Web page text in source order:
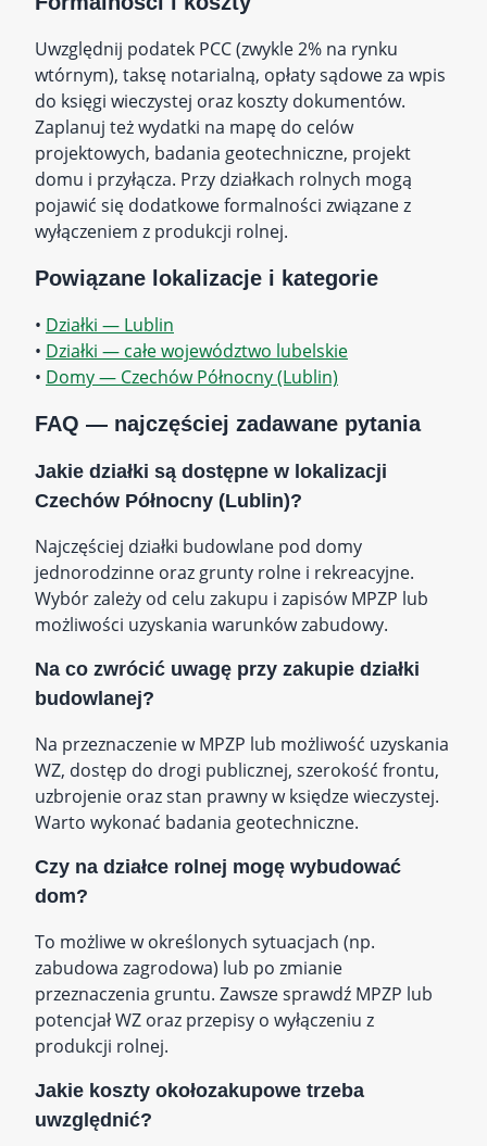
Uwzględnij podatek PCC (zwykle 2% na rynku
wtórnym), taksę notarialną, opłaty sądowe za wpis
do księgi wieczystej oraz koszty dokumentów.
Zaplanuj też wydatki na mapę do celów
projektowych, badania geotechniczne, projekt
domu i przyłącza. Przy działkach rolnych mogą
pojawić się dodatkowe formalności związane z
wyłączeniem z produkcji rolnej.
Powiązane lokalizacje i kategorie
• Działki — Lublin
• Działki — całe województwo lubelskie
• Domy — Czechów Północny (Lublin)
FAQ — najczęściej zadawane pytania
Jakie działki są dostępne w lokalizacji
Czechów Północny (Lublin)?
Najczęściej działki budowlane pod domy
jednorodzinne oraz grunty rolne i rekreacyjne.
Wybór zależy od celu zakupu i zapisów MPZP lub
możliwości uzyskania warunków zabudowy.
Na co zwrócić uwagę przy zakupie działki
budowlanej?
Na przeznaczenie w MPZP lub możliwość uzyskania
WZ, dostęp do drogi publicznej, szerokość frontu,
uzbrojenie oraz stan prawny w księdze wieczystej.
Warto wykonać badania geotechniczne.
Czy na działce rolnej mogę wybudować
dom?
To możliwe w określonych sytuacjach (np.
zabudowa zagrodowa) lub po zmianie
przeznaczenia gruntu. Zawsze sprawdź MPZP lub
potencjał WZ oraz przepisy o wyłączeniu z
produkcji rolnej.
Jakie koszty okołozakupowe trzeba
uwzględnić?